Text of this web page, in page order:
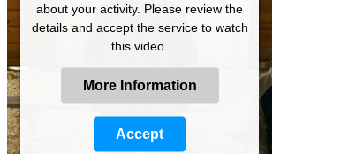
about your activity. Please review the
details and accept the service to watch
this video.
More Information
Accept